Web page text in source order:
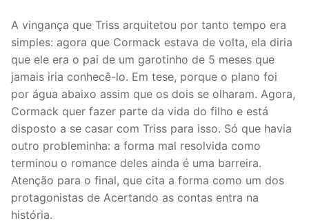
A vingança que Triss arquitetou por tanto tempo era
simples: agora que Cormack estava de volta, ela diria
que ele era o pai de um garotinho de 5 meses que
jamais iria conhecê-lo. Em tese, porque o plano foi
por água abaixo assim que os dois se olharam. Agora,
Cormack quer fazer parte da vida do filho e está
disposto a se casar com Triss para isso. Só que havia
outro probleminha: a forma mal resolvida como
terminou o romance deles ainda é uma barreira.
Atenção para o final, que cita a forma como um dos
protagonistas de Acertando as contas entra na
história.